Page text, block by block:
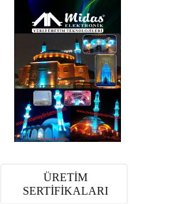
ÜRETİM
SERTİFİKALARI